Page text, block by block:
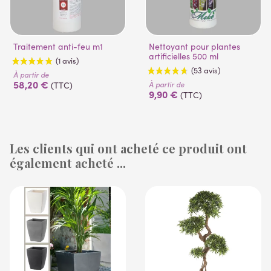
Traitement anti-feu m1
À partir de
58,20 € (TTC)
Nettoyant pour plantes
artificielles 500 ml
(53 avis)
À partir de
9,90 € (TTC)
Les clients qui ont acheté ce produit ont
également acheté ...